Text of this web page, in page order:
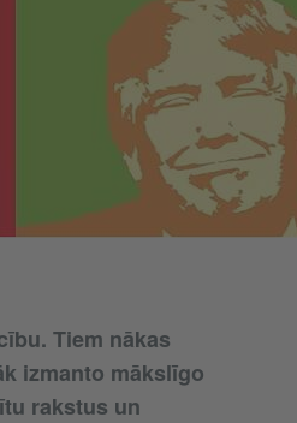
Tiem nākas
izmanto mākslīgo
rakstus un